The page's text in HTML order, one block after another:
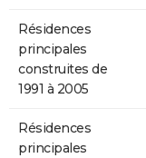
Résidences
principales
construites de
1991 à 2005
Résidences
principales